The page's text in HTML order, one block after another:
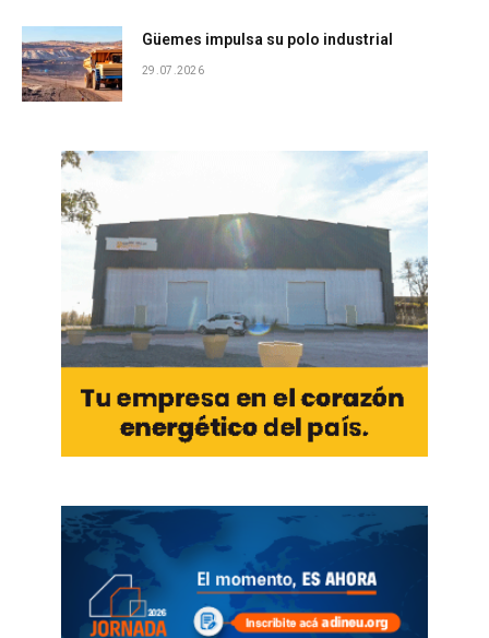
Güemes impulsa su polo industrial
29.07.2026